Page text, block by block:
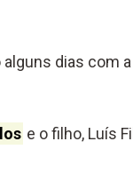
dias com a
e o filho, Luís